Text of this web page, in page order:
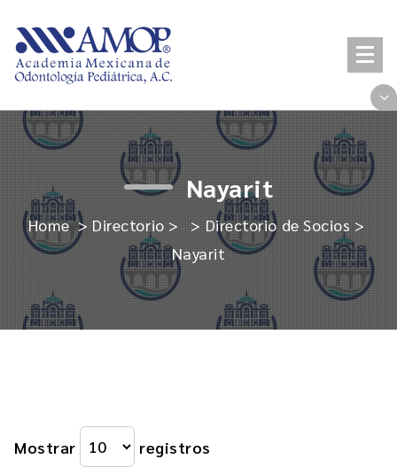
content
Nayarit
Home>Directorio> >Directorio de Socios>
Nayarit
Mostrar registros